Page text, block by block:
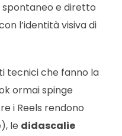
spontaneo e diretto
l’identità visiva di
tecnici che fanno la
ormai spinge
i Reels rendono
le didascalie